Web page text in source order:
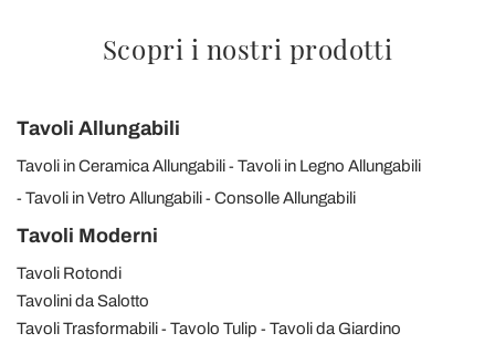
Scopri i nostri prodotti
Tavoli Allungabili
Tavoli in Ceramica Allungabili
Tavoli in Legno Allungabili
Tavoli in Vetro Allungabili
Consolle Allungabili
Tavoli Moderni
Tavoli Rotondi
Tavolini da Salotto
Tavoli Trasformabili
Tavolo Tulip Tavoli da Giardino